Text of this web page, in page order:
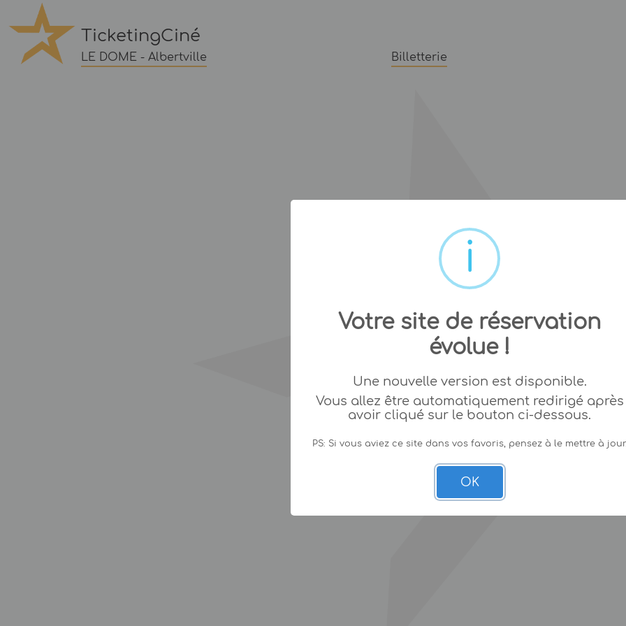
TicketingCiné
LE DOME - Albertville Billetterie
Votre site de réservation
évolue !
Une nouvelle version est disponible.
Vous allez être automatiquement redirigé après
avoir cliqué sur le bouton ci-dessous.
PS: Si vous aviez ce site dans vos favoris, pensez à le mettre à
OK